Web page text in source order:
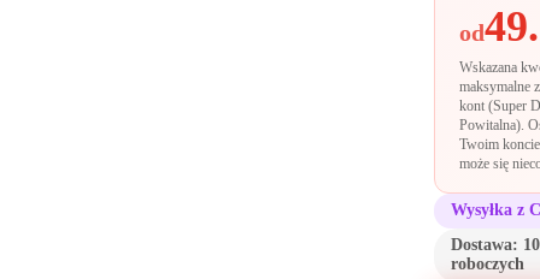
od
Wskazana
maksymalne
kont (Super
Powitalna).
Twoim
może się
Wysyłka z
Dostawa:
roboczych